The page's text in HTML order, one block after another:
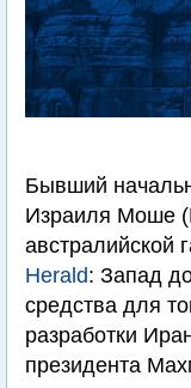
Бывший
Израиля Моше
австралийской
Herald: Запад
средства для
разработки
президента